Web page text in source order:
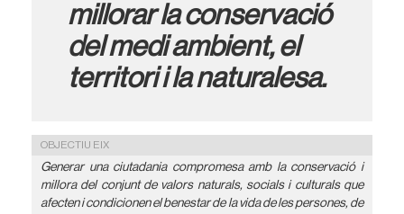
millorar la conservació
del medi ambient, el
territori i la naturalesa.
OBJECTIU EIX
Generar una ciutadania compromesa amb la conservació i
millora del conjunt de valors naturals, socials i culturals que
afecten i condicionen el benestar de la vida de les persones, de